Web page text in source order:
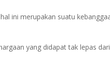
ini merupakan suatu
yang didapat tak lepas